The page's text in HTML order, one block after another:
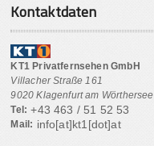
Kontaktdaten
KT1 Privatfernsehen GmbH
Villacher Straße 161
9020 Klagenfurt am Wörthersee
Tel: +43 463 / 51 52 53
Mail: info[at]kt1[dot]at